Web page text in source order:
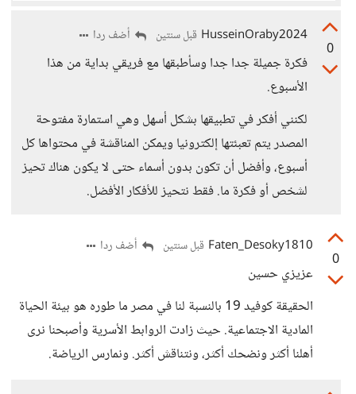
0
HusseinOraby2024 قبل سنتين أضف ردا
فكرة جميلة جدا جدا وسأطبقها مع فريقي بداية من هذا
الأسبوع.
لكنني أفكر في تطبيقها بشكل أسهل وهي استمارة مفتوحة
المصدر يتم تعبئتها إلكترونيا ويمكن المناقشة في محتواها كل
أسبوع، وأفضل أن تكون بدون أسماء حتى لا يكون هناك تحيز
لشخص أو فكرة ما. فقط نتحيز للأفكار الأفضل.
0
Faten_Desoky1810 قبل سنتين أضف ردا
عزيزي حسين
الحقيقة كوفيد 19 بالنسبة لنا في مصر ما طوره هو بيئة الحياة
المادية الاجتماعية. حيث زادت الروابط الأسرية وأصبحنا نرى
أهلنا أكثر ونضحك أكثر، ونتناقش أكثر. ونمارس الرياضة.